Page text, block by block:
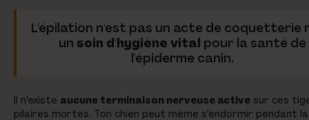
L'épilation n'est pas un acte de coquetterie
un soin d'hygiène vital pour la santé de
l'épiderme canin.
Il n'existe aucune terminaison nerveuse active sur ces
pilaires mortes. Ton chien peut même s'endormir pendant la